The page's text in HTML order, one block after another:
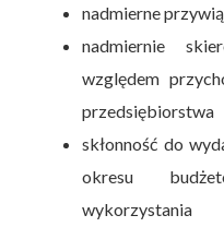
nadmierne
nadmiernie
względem
przedsiębiorstwa
skłonność do
okresu
wykorzystania